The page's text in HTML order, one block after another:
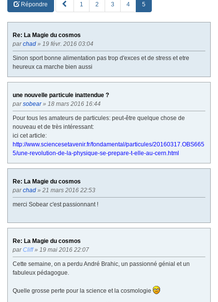
Répondre
R
E
1 2 3 4 5
Re: La Magie du cosmos
parchad » 19 févr. 2016 03:04
Sinon sport bonne alimentation pas trop d'exces et de stress et etre
heureux ca marche bien aussi
une nouvelle particule inattendue ?
parsobear» 18 mars 2016 16:44
Pour tous les amateurs de particules: peut-être quelque chose de
nouveau et de très intéressant:
ici cet article:
http://www.sciencesetavenir.fr/fondamental/particules/20160317.OBS665
5/une-revolution-de-la-physique-se-prepare-t-elle-au-cern.html
Re: La Magie du cosmos
parchad » 21 mars 2016 22:53
merci Sobear c'est passionnant !
Re: La Magie du cosmos
parCliff» 19 mai 2016 22:07
Cette semaine, on a perdu André Brahic, un passionné génial et un
fabuleux pédagogue.
Quelle grosse perte pour la science et la cosmologie